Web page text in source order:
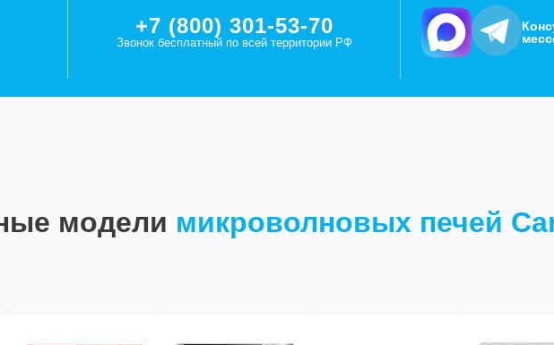
+7 (800) 301-53-70
Звонок бесплатный по всей территории РФ
модели микроволновых печей